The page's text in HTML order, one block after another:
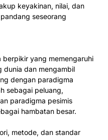
keyakinan, nilai, dan
seseorang
berpikir yang memengaruhi
dunia dan mengambil
dengan paradigma
sebagai peluang,
paradigma pesimis
hambatan besar.
metode, dan standar